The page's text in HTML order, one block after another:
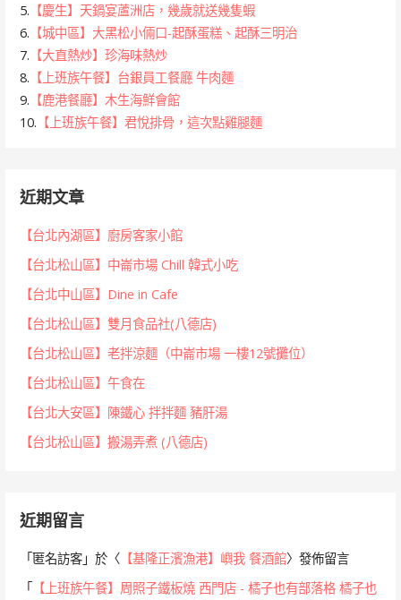
5. 【慶生】天鍋宴蘆洲店，幾歲就送幾隻蝦
6. 【城中區】大黑松小倆口-起酥蛋糕、起酥三明治
7. 【大直熱炒】珍海味熱炒
8. 【上班族午餐】台銀員工餐廳 牛肉麵
9. 【鹿港餐廳】木生海鮮會館
10. 【上班族午餐】君悅排骨，這次點雞腿麵
近期文章
【台北內湖區】廚房客家小館
【台北松山區】中崙市場 Chill 韓式小吃
【台北中山區】Dine in Cafe
【台北松山區】雙月食品社(八德店)
【台北松山區】老拌涼麵（中崙市場 一樓12號攤位）
【台北松山區】午食在
【台北大安區】陳鐵心 拌拌麵 豬肝湯
【台北松山區】搬湯弄煮 (八德店)
近期留言
「匿名訪客 」於〈 【基隆正濱漁港】嶼我 餐酒館〉發佈留言
「 【上班族午餐】周照子鐵板燒 西門店 - 橘子也有部落格 橘子也